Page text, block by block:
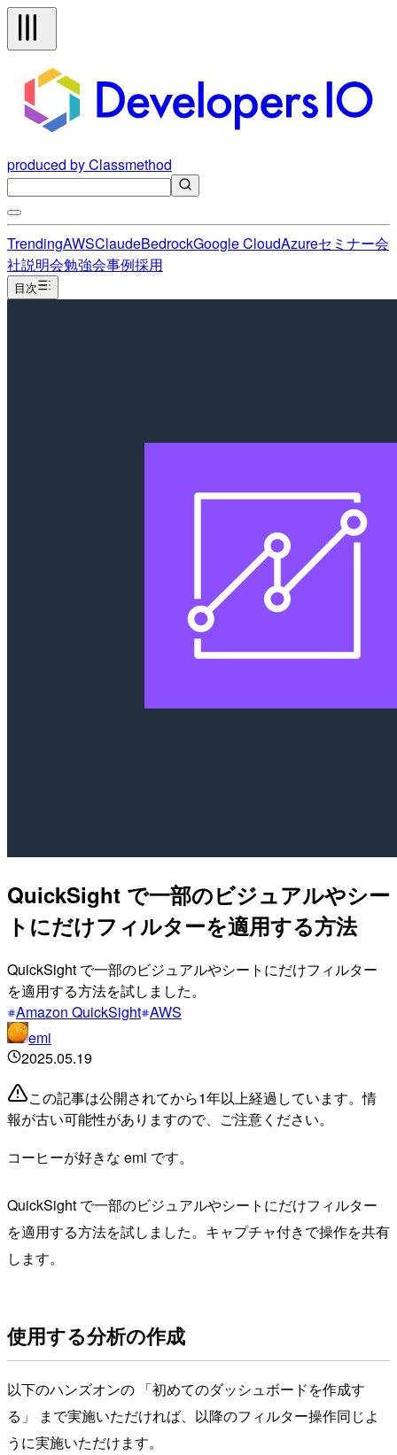
produced by Classmethod
TrendingAWSClaudeBedrockGoogle CloudAzureセミナー会
社説明会勉強会事例採用
目次
QuickSight で一部のビジュアルやシー
トにだけフィルターを適用する方法
QuickSight で一部のビジュアルやシートにだけフィルター
を適用する方法を試しました。
Amazon QuickSight AWS
emi
2025.05.19
この記事は公開されてから1年以上経過しています。情
報が古い可能性がありますので、ご注意ください。
コーヒーが好きな emi です。
QuickSight で一部のビジュアルやシートにだけフィルター
を適用する方法を試しました。キャプチャ付きで操作を共有
します。
使用する分析の作成
以下のハンズオンの 「初めてのダッシュボードを作成す
る」 まで実施いただければ、以降のフィルター操作同じよ
うに実施いただけます。